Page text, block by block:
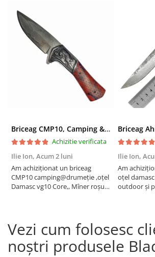
Briceag CMP10, Camping & Drumetie, Otel Damasc VG10 Core, Maner Albastru, 23 cm
Achizitie verificata
Ilie Ion, Acum 2 luni
Am achiziționat un briceag
CMP10 camping@drumeție ,oțel
Damasc vg10 Core,, Mîner roșu
,bine ascuțit,recomand , vă
mulțumesc!
Ilie Ion,
Am
oțel
outdoor și
Vezi cum folosesc
noștri produsele